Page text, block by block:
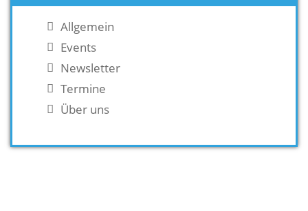
Allgemein
Events
Newsletter
Termine
Über uns